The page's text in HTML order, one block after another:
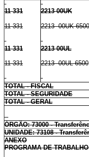
11 331
2213 00UK
11 331
2213 00UK 6500
11 331 2213 00UL
11 331
2213 00UL 6500
TOTAL - FISCAL
TOTAL - SEGURIDADE
TOTAL - GERAL
ÓRGÃO: 73000 -
UNIDADE: 73108 -
ANEXO
PROGRAMA DE